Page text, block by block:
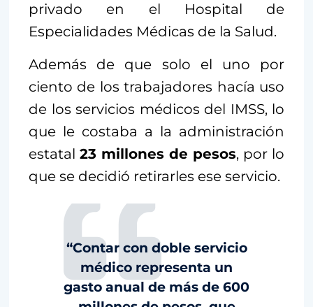
privado en el Hospital de
Especialidades Médicas de la Salud.
Además de que solo el uno por
ciento de los trabajadores hacía uso
de los servicios médicos del IMSS, lo
que le costaba a la administración
estatal 23 millones de pesos, por lo
que se decidió retirarles ese servicio.
“Contar con doble servicio
médico representa un
gasto anual de más de 600